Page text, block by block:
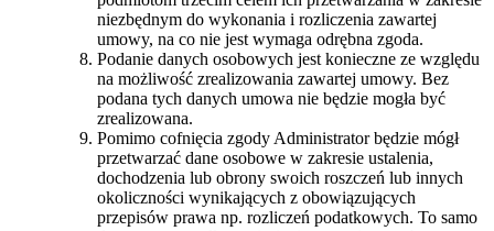
niezbędnym do wykonania i rozliczenia zawartej
umowy, na co nie jest wymaga odrębna zgoda.
Podanie danych osobowych jest konieczne ze względu
na możliwość zrealizowania zawartej umowy. Bez
podana tych danych umowa nie będzie mogła być
zrealizowana.
Pomimo cofnięcia zgody Administrator będzie mógł
przetwarzać dane osobowe w zakresie ustalenia,
dochodzenia lub obrony swoich roszczeń lub innych
okoliczności wynikających z obowiązujących
przepisów prawa np. rozliczeń podatkowych. To samo